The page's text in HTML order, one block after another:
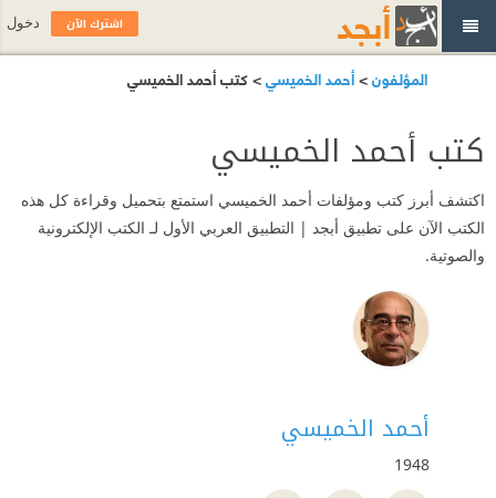
المؤلفون>أحمد الخميسي> كتب أحمد الخميسي
كتب أحمد الخميسي
اكتشف أبرز كتب ومؤلفات أحمد الخميسي استمتع بتحميل وقراءة كل هذه
الكتب الآن على تطبيق أبجد | التطبيق العربي الأول لـ الكتب الإلكترونية
والصوتية.
أحمد الخميسي
1948
اشترك الآن دخول